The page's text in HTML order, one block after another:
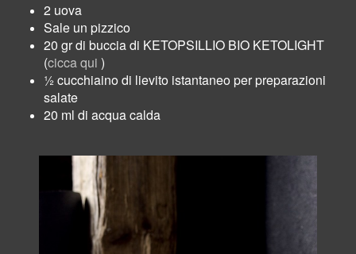
2 uova
Sale un pizzico
20 gr di buccia di KETOPSILLIO BIO KETOLIGHT
(cicca qui )
½ cucchiaino di lievito istantaneo per preparazioni
salate
20 ml di acqua calda